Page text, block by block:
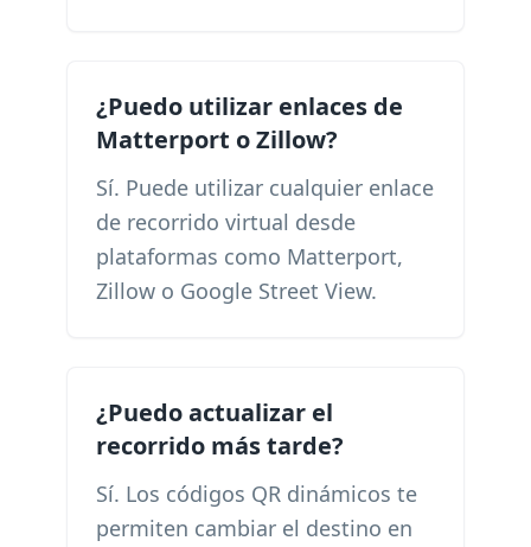
¿Puedo utilizar enlaces de
Matterport o Zillow?
Sí. Puede utilizar cualquier enlace
de recorrido virtual desde
plataformas como Matterport,
Zillow o Google Street View.
¿Puedo actualizar el
recorrido más tarde?
Sí. Los códigos QR dinámicos te
permiten cambiar el destino en